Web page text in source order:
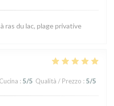
ras du lac, plage privative
Cucina : 5/5 Qualità / Prezzo : 5/5